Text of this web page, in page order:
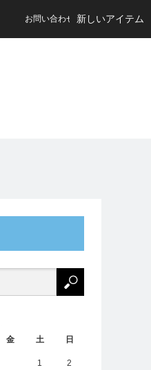
お問い合わせ 新しいアイテム
金 土 日
1 2